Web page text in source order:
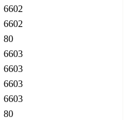
6602
6602
80
6603
6603
6603
6603
80